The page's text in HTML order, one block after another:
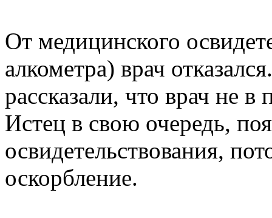
От медицинского
алкометра) врач
рассказали, что врач не
Истец в свою очередь,
освидетельствования,
оскорбление.